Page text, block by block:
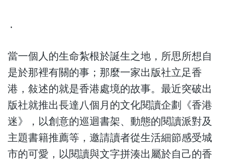
.
當一個人的生命紮根於誕生之地，所思所想自
是於那裡有關的事；那麼一家出版社立足香
港，敍述的就是香港處境的故事。最近突破出
版社就推出長達八個月的文化閱讀企劃《香港
迷》，以創意的巡迴書架、動態的閱讀派對及
主題書籍推薦等，邀請讀者從生活細節感受城
市的可愛，以閱讀與文字拼湊出屬於自己的香